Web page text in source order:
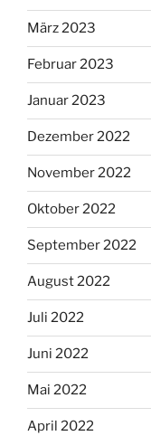
März 2023
Februar 2023
Januar 2023
Dezember 2022
November 2022
Oktober 2022
September 2022
August 2022
Juli 2022
Juni 2022
Mai 2022
April 2022